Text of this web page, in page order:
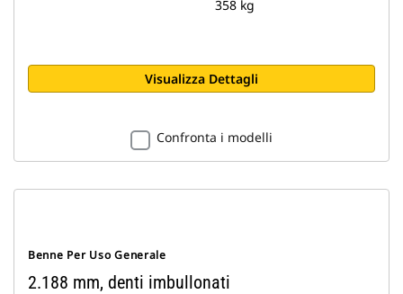
358 kg
Visualizza Dettagli
Confronta i modelli
Benne Per Uso Generale
2.188 mm, denti imbullonati